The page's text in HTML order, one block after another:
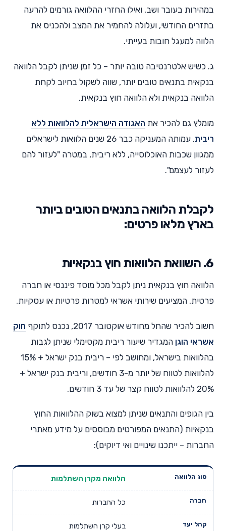
במהירות בעובר ושב, ואילו החזרי ההלוואה גורמים להרעה
בתזרים החודשי, ועלולה להחמיר את המצב ולהכניס את
הלווה למעגל חובות בעייתי.
ג. כשיש אלטרנטיבה טובה יותר – כל זמן שניתן לקבל הלוואה
בנקאית בתנאים טובים יותר, שווה לשקול בחיוב לקחת
הלוואה בנקאית ולא הלוואה חוץ בנקאית.
מומלץ גם להכיר את האגודה הישראלית להלוואות ללא
ריבית
, עמותה המעניקה כבר 26 שנים הלוואות לישראלים
ממגוון שכבות האוכלוסייה, ללא ריבית, במטרה "לעזור להם
לעזור לעצמם".
לקבלת הלוואה בתנאים הטובים ביותר
בארץ מלאו פרטים:
6. השוואת הלוואות חוץ בנקאיות
הלוואה חוץ בנקאית ניתן לקבל מכל מוסד פיננסי או חברה
פרטית, המציעים שירותי אשראי למטרות פרטיות או עסקיות.
חשוב להכיר שהחל מחודש אוקטובר 2017, נכנס לתוקף
חוק
אשראי הוגן המגדיר שיעור ריבית מקסימלי שניתן לגבות
בהלוואות בישראל, ומחושב לפי – ריבית בנק ישראל + 15%
להלוואות לטווח של יותר מ-3 חודשים, וריבית בנק ישראל +
20% להלוואות לטווח קצר של עד 3 חודשים.
בין הגופים והתנאים שניתן למצוא בשוק ההלוואות החוץ
בנקאיות (התנאים המפורטים מבוססים על מידע מאתרי
החברות – ייתכנו שינויים ואי דיוקים):
הלוואה מקרן השתלמות
כל החברות
בעלי קרן השתלמות